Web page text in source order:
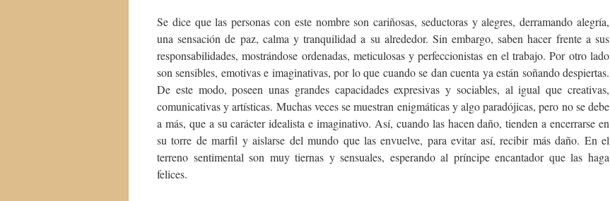
Se dice que las personas con este nombre son cariñosas, seductoras y alegres, derramando alegría,
una sensación de paz, calma y tranquilidad a su alrededor. Sin embargo, saben hacer frente a sus
responsabilidades, mostrándose ordenadas, meticulosas y perfeccionistas en el trabajo. Por otro lado
son sensibles, emotivas e imaginativas, por lo que cuando se dan cuenta ya están soñando despiertas.
De este modo, poseen unas grandes capacidades expresivas y sociables, al igual que creativas,
comunicativas y artísticas. Muchas veces se muestran enigmáticas y algo paradójicas, pero no se debe
a más, que a su carácter idealista e imaginativo. Así, cuando las hacen daño, tienden a encerrarse en
su torre de marfil y aislarse del mundo que las envuelve, para evitar así, recibir más daño. En el
terreno sentimental son muy tiernas y sensuales, esperando al príncipe encantador que las haga
felices.